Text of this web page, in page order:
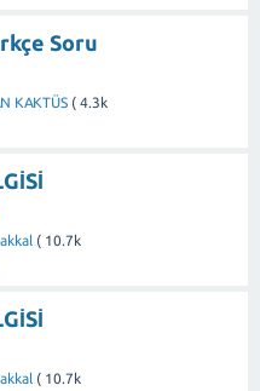
Soru
KAKTÜS ( 4.3k
( 10.7k
( 10.7k